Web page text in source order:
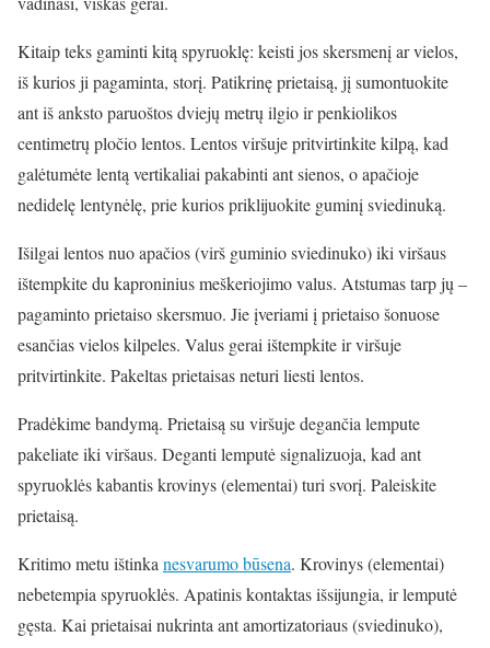
Kitaip teks gaminti kitą spyruoklę: keisti jos skersmenį ar vielos,
iš kurios ji pagaminta, storį. Patikrinę prietaisą, jį sumontuokite
ant iš anksto paruoštos dviejų metrų ilgio ir penkiolikos
centimetrų pločio lentos. Lentos viršuje pritvirtinkite kilpą, kad
galėtumėte lentą vertikaliai pakabinti ant sienos, o apačioje
nedidelę lentynėlę, prie kurios priklijuokite guminį sviedinuką.
Išilgai lentos nuo apačios (virš guminio sviedinuko) iki viršaus
ištempkite du kaproninius meškeriojimo valus. Atstumas tarp jų –
pagaminto prietaiso skersmuo. Jie įveriami į prietaiso šonuose
esančias vielos kilpeles. Valus gerai ištempkite ir viršuje
pritvirtinkite. Pakeltas prietaisas neturi liesti lentos.
Pradėkime bandymą. Prietaisą su viršuje degančia lempute
pakeliate iki viršaus. Deganti lemputė signalizuoja, kad ant
spyruoklės kabantis krovinys (elementai) turi svorį. Paleiskite
prietaisą.
Kritimo metu ištinka nesvarumo būsena. Krovinys (elementai)
nebetempia spyruoklės. Apatinis kontaktas išsijungia, ir lemputė
gęsta. Kai prietaisai nukrinta ant amortizatoriaus (sviedinuko),